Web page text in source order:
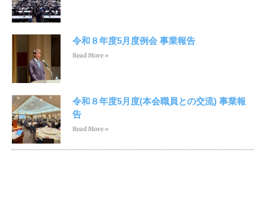
令和８年度5月度例会 事業報告
Read More »
令和８年度5月度(本会職員との交流) 事業報
告
Read More »